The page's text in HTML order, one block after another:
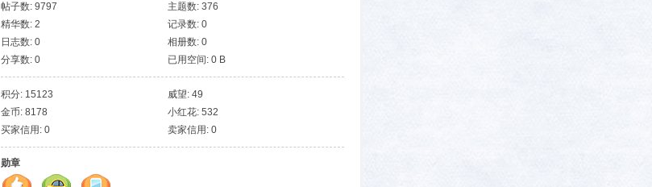
帖子数: 9797
主题数: 376
精华数: 2
记录数: 0
日志数: 0
相册数: 0
分享数: 0
已用空间: 0 B
积分: 15123
威望: 49
金币: 8178
小红花: 532
买家信用: 0
卖家信用: 0
勋章